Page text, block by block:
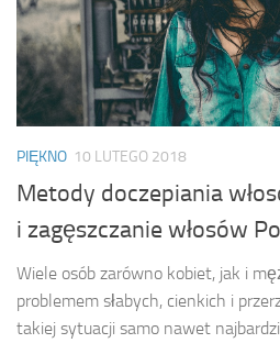
PIĘKNO 10 LUTEGO 2018
Metody doczepiania
i zagęszczanie włosów
Wiele osób zarówno kobiet, jak i
problemem słabych, cienkich i
takiej sytuacji samo nawet